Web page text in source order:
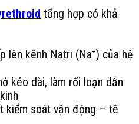
tổng hợp có khả
lên kênh Natri (Na⁺) của hệ
kéo dài, làm rối loạn dẫn
kiểm soát vận động – tê